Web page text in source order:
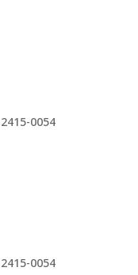
0054
0054